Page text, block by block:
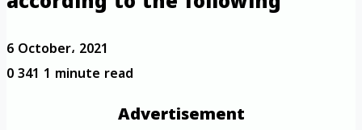
6 October، 2021
0341 1 minute read
Advertisement